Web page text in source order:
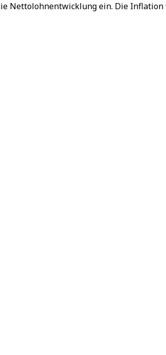
Nettolohnentwicklung ein. Die